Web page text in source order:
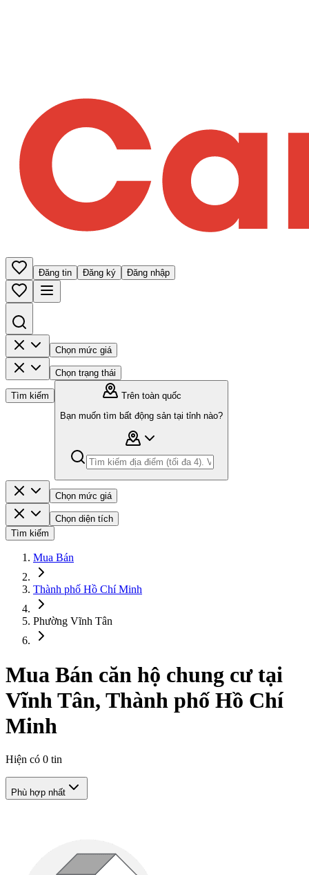
Đăng tin Đăng ký Đăng nhập
Chọn mức giá
Chọn trạng thái
Tìm kiếm
Trên toàn quốc
Bạn muốn tìm bất động sản tại tỉnh nào?
Chọn mức giá
Chọn diện tích
Tìm kiếm
Mua Bán
Thành phố Hồ Chí Minh
Phường Vĩnh Tân
Mua Bán căn hộ chung cư tại
Vĩnh Tân, Thành phố Hồ Chí
Minh
Hiện có 0 tin
Phù hợp nhất